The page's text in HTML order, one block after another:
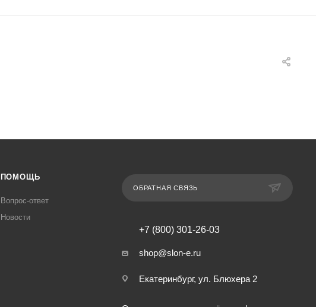
ПОМОЩЬ
Вопрос-ответ
Новости
ОБРАТНАЯ СВЯЗЬ
+7 (800) 301-26-03
shop@slon-e.ru
Екатеринбург, ул. Блюхера 2